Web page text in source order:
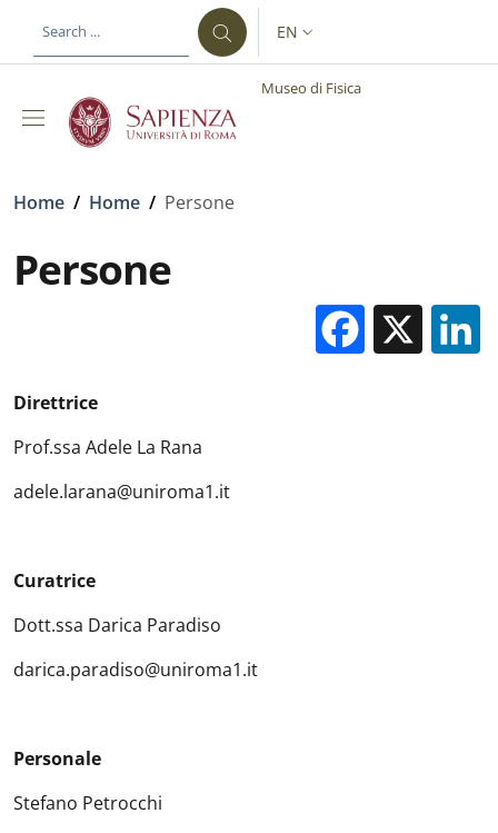
LANGUAGE SWITCHER:
EN
Museo di Fisica
Breadcrumb
Home / Home / Persone
Persone
X
Direttrice
Prof.ssa Adele La Rana
adele.larana@uniroma1.it
Curatrice
Dott.ssa Darica Paradiso
darica.paradiso@uniroma1.it
Personale
Stefano Petrocchi